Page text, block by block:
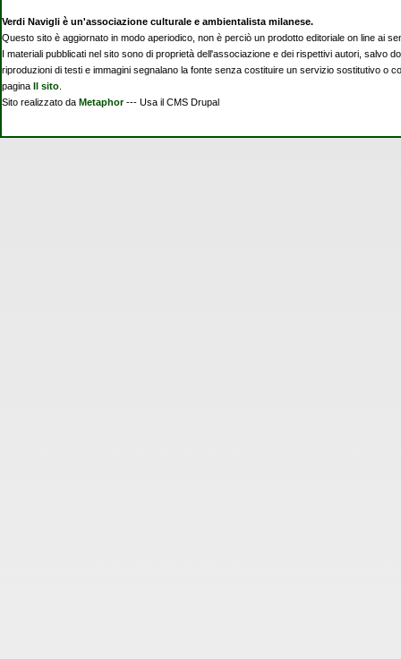
Verdi Navigli è un'associazione culturale e ambientalista milanese.
Questo sito è aggiornato in modo aperiodico, non è perciò un prodotto editoriale on line ai
I materiali pubblicati nel sito sono di proprietà dell'associazione e dei rispettivi autori,
riproduzioni di testi e immagini segnalano la fonte senza costituire un servizio sostitutivo o
pagina
Il sito.
Sito realizzato da Metaphor--- Usa il CMS Drupal